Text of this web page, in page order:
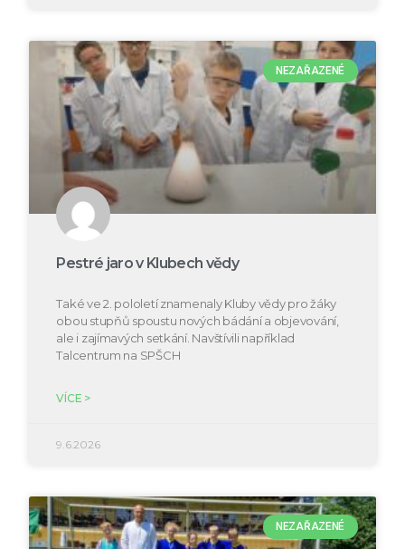
NEZAŘAZENÉ
Pestré jaro v Klubech vědy
Také ve 2. pololetí znamenaly Kluby vědy pro žáky
obou stupňů spoustu nových bádání a objevování,
ale i zajímavých setkání. Navštívili například
Talcentrum na SPŠCH
VÍCE >
9.6.2026
NEZAŘAZENÉ